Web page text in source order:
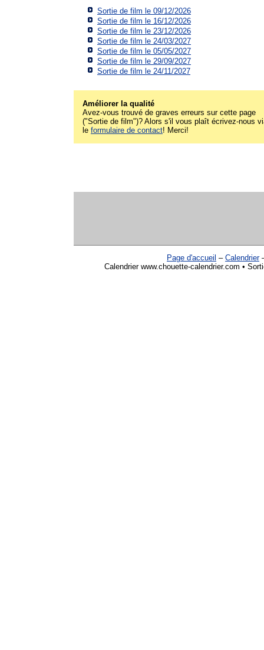
Sortie de film le 09/12/2026
Sortie de film le 16/12/2026
Sortie de film le 23/12/2026
Sortie de film le 24/03/2027
Sortie de film le 05/05/2027
Sortie de film le 29/09/2027
Sortie de film le 24/11/2027
Améliorer la qualité
Avez-vous trouvé de graves erreurs sur cette page
("Sortie de film")? Alors s'il vous plaît écrivez-nous
le formulaire de contact! Merci!
Page d'accueil – Calendrier
Calendrier www.chouette-calendrier.com •